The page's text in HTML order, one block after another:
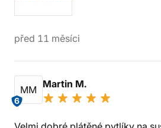
před 11 měsíci
MM
6
Martin M.